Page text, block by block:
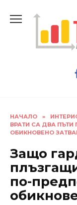
НАЧАЛО »
ВРАТИ СА ДВА
ОБИКНОВЕНО
Защо
по-